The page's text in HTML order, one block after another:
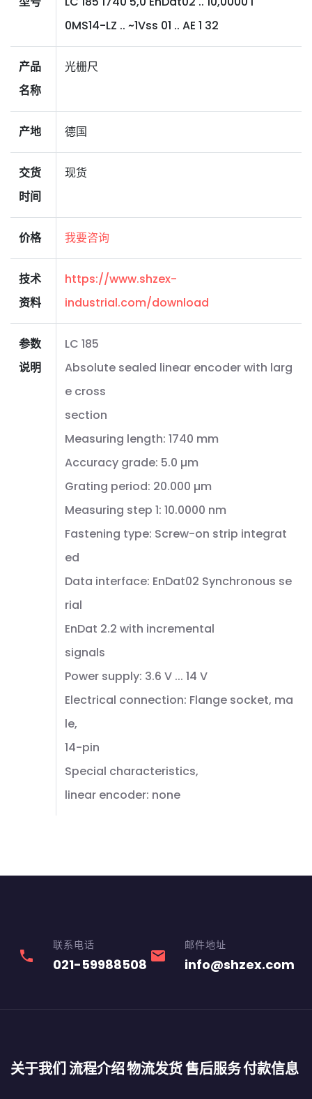
0MS14-LZ .. ~1Vss 01 .. AE 1 32
产品
名称
光栅尺
产地 德国
交货
时间
现货
价格 我要咨询
技术
资料
https://www.shzex-
industrial.com/download
参数
说明
LC 185
Absolute sealed linear encoder with larg
e cross
section
Measuring length: 1740 mm
Accuracy grade: 5.0 µm
Grating period: 20.000 µm
Measuring step 1: 10.0000 nm
Fastening type: Screw-on strip integrat
ed
Data interface: EnDat02 Synchronous se
rial
EnDat 2.2 with incremental
signals
Power supply: 3.6 V ... 14 V
Electrical connection: Flange socket, ma
le,
14-pin
Special characteristics,
linear encoder: none
phone
联系电话
021-59988508 email
邮件地址
info@shzex.com
关于我们流程介绍物流发货售后服务付款信息